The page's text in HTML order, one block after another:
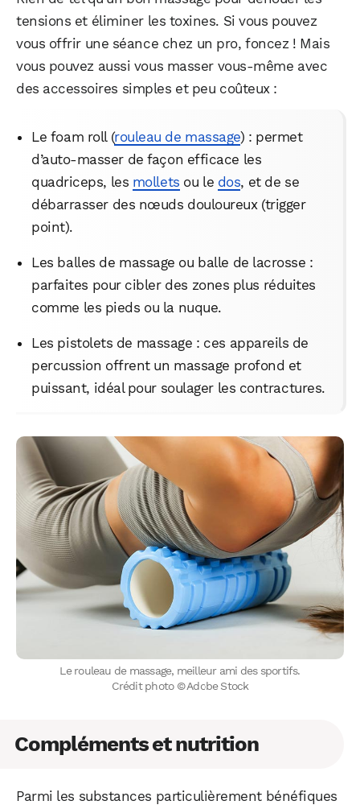
tensions et éliminer les toxines. Si vous pouvez
vous offrir une séance chez un pro, foncez ! Mais
vous pouvez aussi vous masser vous-même avec
des accessoires simples et peu coûteux :
Le foam roll (rouleau de massage) : permet
d’auto-masser de façon efficace les
quadriceps, les mollets ou le dos, et de se
débarrasser des nœuds douloureux (trigger
point).
Les balles de massage ou balle de lacrosse :
parfaites pour cibler des zones plus réduites
comme les pieds ou la nuque.
Les pistolets de massage : ces appareils de
percussion offrent un massage profond et
puissant, idéal pour soulager les contractures.
Le rouleau de massage, meilleur ami des sportifs.
Crédit photo © Adobe Stock
Compléments et nutrition
Parmi les substances particulièrement bénéfiques